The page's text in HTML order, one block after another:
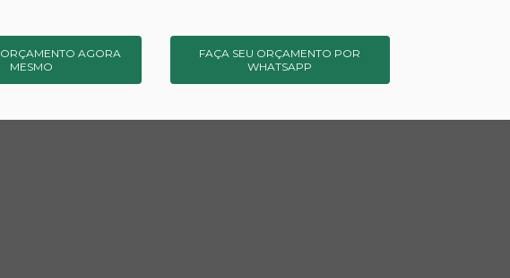
ORÇAMENTO AGORA
MESMO
FAÇA SEU ORÇAMENTO POR
WHATSAPP